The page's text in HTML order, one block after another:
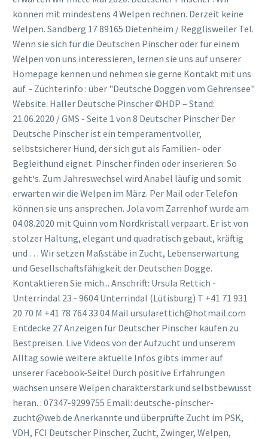
können mit mindestens 4 Welpen rechnen. Derzeit keine
Welpen. Sandberg 17 89165 Dietenheim / Regglisweiler Tel.
Wenn sie sich für die Deutschen Pinscher oder für einem
Welpen von uns interessieren, lernen sie uns auf unserer
Homepage kennen und nehmen sie gerne Kontakt mit uns
auf. - Züchterinfo : über "Deutsche Doggen vom Gehrensee"
Website. Haller Deutsche Pinscher ©HDP – Stand:
21.06.2020 / GMS - Seite 1 von 8 Deutscher Pinscher Der
Deutsche Pinscher ist ein temperamentvoller,
selbstsicherer Hund, der sich gut als Familien- oder
Begleithund eignet. Pinscher finden oder inserieren: So
geht‘s. Zum Jahreswechsel wird Anabel läufig und somit
erwarten wir die Welpen im März. Per Mail oder Telefon
können sie uns ansprechen. Jola vom Zarrenhof wurde am
04.08.2020 mit Quinn vom Nordkristall verpaart. Er ist von
stolzer Haltung, elegant und quadratisch gebaut, kräftig
und … Wir setzen Maßstäbe in Zucht, Lebenserwartung
und Gesellschaftsfähigkeit der Deutschen Dogge.
Kontaktieren Sie mich... Anschrift: Ursula Rettich -
Unterrindal 23 - 9604 Unterrindal (Lütisburg) T +41 71 931
20 70 M +41 78 764 33 04 Mail ursularettich@hotmail.com
Entdecke 27 Anzeigen für Deutscher Pinscher kaufen zu
Bestpreisen. Live Videos von der Aufzucht und unserem
Alltag sowie weitere aktuelle Infos gibts immer auf
unserer Facebook-Seite! Durch positive Erfahrungen
wachsen unsere Welpen charakterstark und selbstbewusst
heran. : 07347-9299755 Email: deutsche-pinscher-
zucht@web.de Anerkannte und überprüfte Zucht im PSK,
VDH, FCI Deutscher Pinscher, Zucht, Zwinger, Welpen,